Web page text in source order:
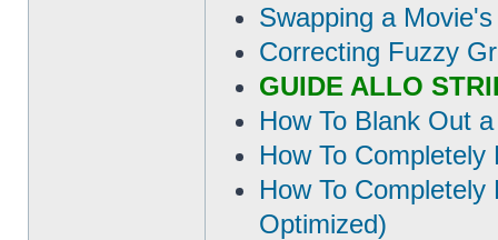
Swapping a
Correcting Fuzzy
GUIDE ALLO
How To Blank Out
How To
How To
Optimized)